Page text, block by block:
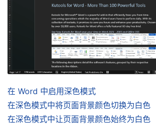
在 Word 中启用深色模式
在深色模式中将页面背景颜色切换为白色
在深色模式中让页面背景颜色始终为白色